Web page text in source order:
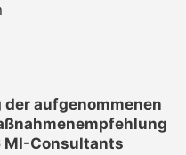
der aufgenommenen
MI-Consultants